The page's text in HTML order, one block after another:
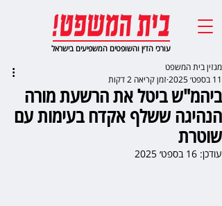
עורכי הדין והשופטים המשפיעים בישראל
ביהמ"ש ביטל את הרשעת מורה
הנהיגה ששלף אקדח בעימות עם
שוטרת
מגזין בית המשפט
11 בספט׳ 2025
זמן קריאה 2 דקות
עודכן: 16 בספט׳ 2025